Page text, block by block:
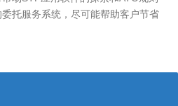
托服务系统，尽可能帮助客户节省